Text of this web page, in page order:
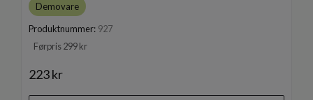
Demovare
Produktnummer: 927
Førpris 299 kr
223 kr